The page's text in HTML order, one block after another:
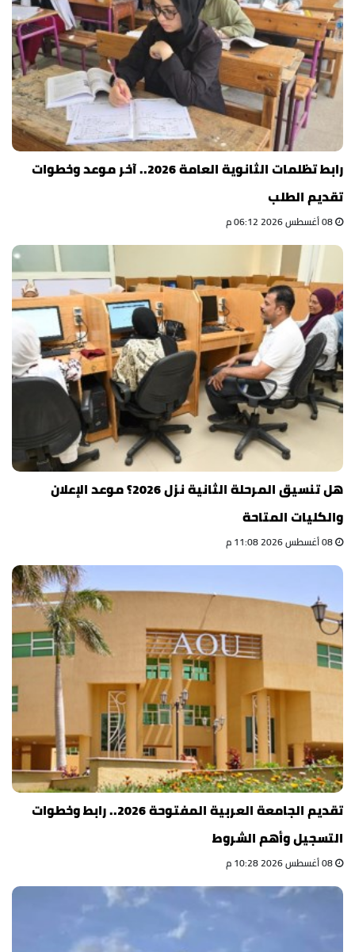
رابط تظلمات الثانوية العامة 2026.. آخر موعد وخطوات
تقديم الطلب
هل تنسيق المرحلة الثانية نزل 2026؟ موعد الإعلان
والكليات المتاحة
تقديم الجامعة العربية المفتوحة 2026.. رابط وخطوات
التسجيل وأهم الشروط